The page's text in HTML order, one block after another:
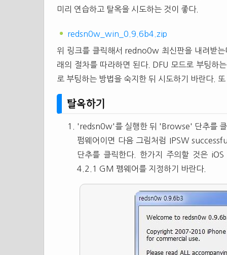
미리 연습하고 탈옥을 시도하는 것이 좋다.
redsn0w_win_0.9.6b4.zip
위 링크를 클릭해서 redno0w 최신판을 내려받
래의 절차를 따라하면 된다. DFU 모드로 부팅하
로 부팅하는 방법을 숙지한 뒤 시도하기 바란다.
탈옥하기
'redsn0w'를 실행한 뒤 'Browse' 단추를
펌웨어이면 다음 그림처럼 IPSW
단추를 클릭한다. 한가지 주의할 것은
4.2.1 GM 펨웨어를 지정하기 바란다.